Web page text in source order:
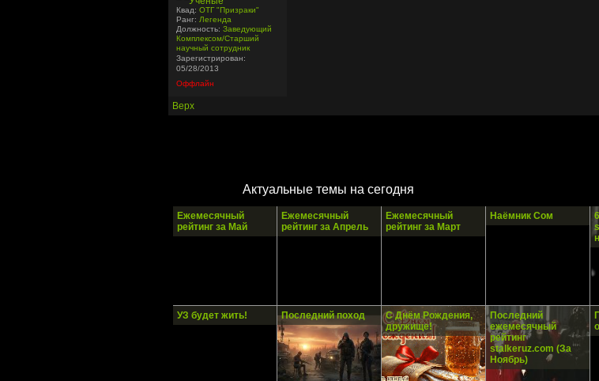
Квад: ОТГ "Призраки"
Ранг: Легенда
Должность: Заведующий
Комплексом/Старший
научный сотрудник
Зарегистрирован:
05/28/2013
Оффлайн
Верх
Актуальные темы на сегодня
Ежемесячный
рейтинг за Май
Ежемесячный
рейтинг за Апрель
Ежемесячный
рейтинг за Март
Наёмник Сом
УЗ будет жить! Последний поход
С Днём Рождения,
дружище!
Последний
ежемесячный
рейтинг
stalkeruz.com (За
Ноябрь)